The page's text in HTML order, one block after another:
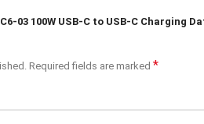
03 100W USB-C to USB-C Charging
Required fields are marked *